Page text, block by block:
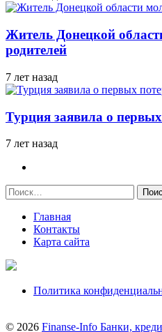
Житель Донецкой
родителей
7 лет назад
Турция заявила о
7 лет назад
Найти:
Главная
Контакты
Карта сайта
Политика
© 2026 Finanse-Info Банки,